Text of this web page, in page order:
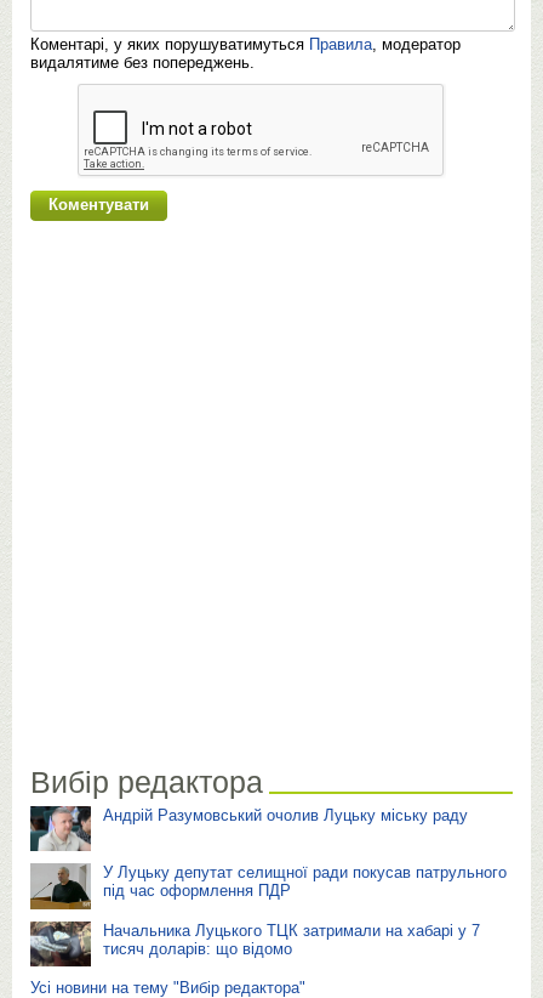
Коментарі, у яких порушуватимуться Правила , модератор
видалятиме без попереджень.
Вибір редактора
Андрій Разумовський очолив Луцьку міську раду
У Луцьку депутат селищної ради покусав патрульного
під час оформлення ПДР
Начальника Луцького ТЦК затримали на хабарі у 7
тисяч доларів: що відомо
Усі новини на тему "Вибір редактора"